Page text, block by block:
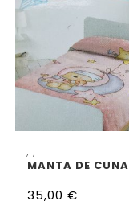
, ,
MANTA DE CUNA
35,00 €